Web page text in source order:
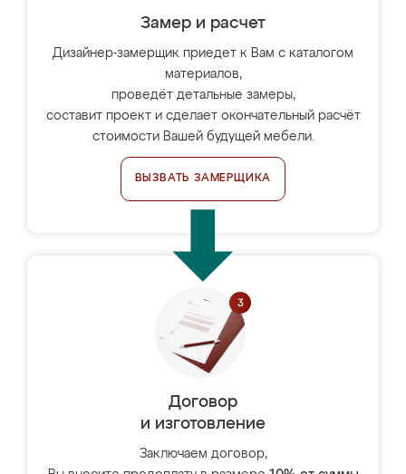
Замер и расчет
Дизайнер-замерщик приедет к Вам с каталогом
материалов,
проведёт детальные замеры,
составит проект и сделает окончательный расчёт
стоимости Вашей будущей мебели.
ВЫЗВАТЬ ЗАМЕРЩИКА
Договор
и изготовление
Заключаем договор,